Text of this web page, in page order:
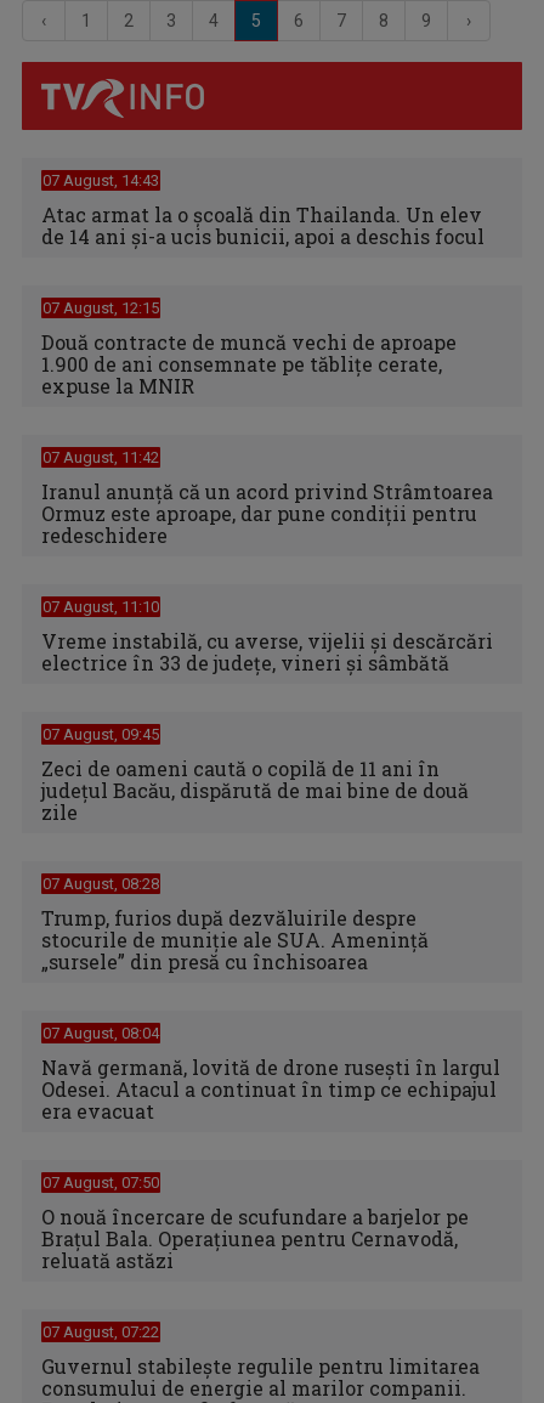
‹ 1 2 3 4 5 6 7 8 9 ›
07 August, 14:43
Atac armat la o școală din Thailanda. Un elev
de 14 ani și-a ucis bunicii, apoi a deschis focul
07 August, 12:15
Două contracte de muncă vechi de aproape
1.900 de ani consemnate pe tăblițe cerate,
expuse la MNIR
07 August, 11:42
Iranul anunță că un acord privind Strâmtoarea
Ormuz este aproape, dar pune condiții pentru
redeschidere
07 August, 11:10
Vreme instabilă, cu averse, vijelii şi descărcări
electrice în 33 de judeţe, vineri şi sâmbătă
07 August, 09:45
Zeci de oameni caută o copilă de 11 ani în
judeţul Bacău, dispărută de mai bine de două
zile
07 August, 08:28
Trump, furios după dezvăluirile despre
stocurile de muniție ale SUA. Amenință
„sursele” din presă cu închisoarea
07 August, 08:04
Navă germană, lovită de drone rusești în largul
Odesei. Atacul a continuat în timp ce echipajul
era evacuat
07 August, 07:50
O nouă încercare de scufundare a barjelor pe
Brațul Bala. Operațiunea pentru Cernavodă,
reluată astăzi
07 August, 07:22
Guvernul stabilește regulile pentru limitarea
consumului de energie al marilor companii.